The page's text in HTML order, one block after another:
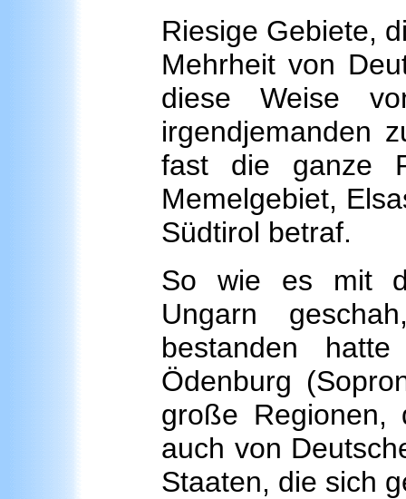
Riesige Gebiete,
Mehrheit von
diese Weise
irgendjemanden
fast die ganze
Memelgebiet,
Südtirol betraf.
So wie es mit
Ungarn
bestanden
Ödenburg
große Regionen,
auch von
Staaten, die sich